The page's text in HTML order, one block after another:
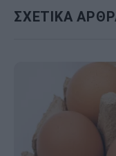
ΣΧΕΤΙΚΑ